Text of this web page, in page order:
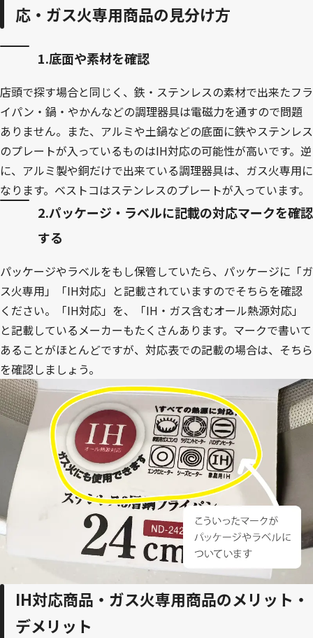
応・ガス火専用商品の見分け方
1.底面や素材を確認
店頭で探す場合と同じく、鉄・ステンレスの素材で出来たフラ
イパン・鍋・やかんなどの調理器具は電磁力を通すので問題
ありません。また、アルミや土鍋などの底面に鉄やステンレス
のプレートが入っているものはIH対応の可能性が高いです。逆
に、アルミ製や銅だけで出来ている調理器具は、ガス火専用に
なります。ベストコはステンレスのプレートが入っています。
2.パッケージ・ラベルに記載の対応マークを確認
する
パッケージやラベルをもし保管していたら、パッケージに「ガ
ス火専用」「IH対応」と記載されていますのでそちらを確認
ください。「IH対応」を、「IH・ガス含むオール熱源対応」
と記載しているメーカーもたくさんあります。マークで書いて
あることがほとんどですが、対応表での記載の場合は、そちら
を確認しましょう。
IH対応商品・ガス火専用商品のメリット・
デメリット